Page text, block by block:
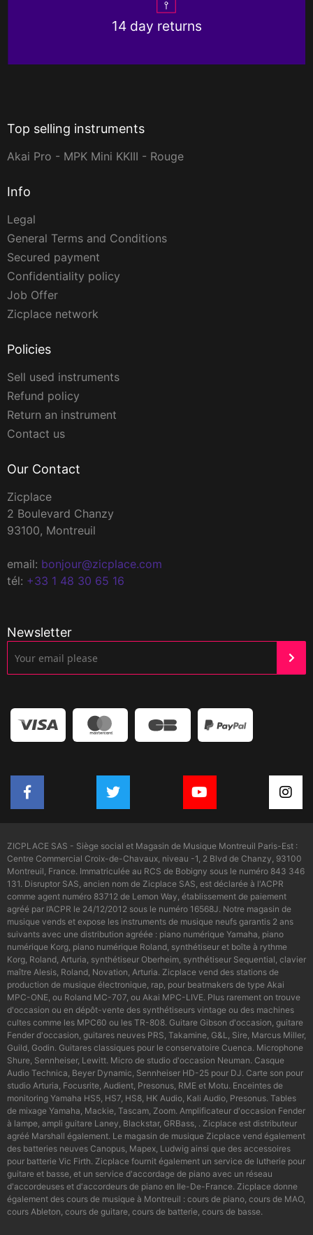
14 day returns
Top selling instruments
Akai Pro - MPK Mini KKIII - Rouge
Info
Legal
General Terms and Conditions
Secured payment
Confidentiality policy
Job Offer
Zicplace network
Policies
Sell used instruments
Refund policy
Return an instrument
Contact us
Our Contact
Zicplace
2 Boulevard Chanzy
93100, Montreuil
email: bonjour@zicplace.com
tél: +33 1 48 30 65 16
Newsletter
ZICPLACE SAS - Siège social et Magasin de Musique Montreuil Paris-Est :
Centre Commercial Croix-de-Chavaux, niveau -1, 2 Blvd de Chanzy, 93100
Montreuil, France. Immatriculée au RCS de Bobigny sous le numéro 843 346
131. Disruptor SAS, ancien nom de Zicplace SAS, est déclarée à l'ACPR
comme agent numéro 83712 de Lemon Way, établissement de paiement
agréé par l’ACPR le 24/12/2012 sous le numéro 16568J. Notre magasin de
musique vends et expose les instruments de musique neufs garantis 2 ans
suivants avec une distribution agréée : piano numérique Yamaha, piano
numérique Korg, piano numérique Roland, synthétiseur et boîte à rythme
Korg, Roland, Arturia, synthétiseur Oberheim, synthétiseur Sequential, clavier
maître Alesis, Roland, Novation, Arturia. Zicplace vend des stations de
production de musique électronique, rap, pour beatmakers de type Akai
MPC-ONE, ou Roland MC-707, ou Akai MPC-LIVE. Plus rarement on trouve
d'occasion ou en dépôt-vente des synthétiseurs vintage ou des machines
cultes comme les MPC60 ou les TR-808. Guitare Gibson d'occasion, guitare
Fender d'occasion, guitares neuves PRS, Takamine, G&L, Sire, Marcus Miller,
Guild, Godin. Guitares classiques pour le conservatoire Cuenca. Microphone
Shure, Sennheiser, Lewitt. Micro de studio d'occasion Neuman. Casque
Audio Technica, Beyer Dynamic, Sennheiser HD-25 pour DJ. Carte son pour
studio Arturia, Focusrite, Audient, Presonus, RME et Motu. Enceintes de
monitoring Yamaha HS5, HS7, HS8, HK Audio, Kali Audio, Presonus. Tables
de mixage Yamaha, Mackie, Tascam, Zoom. Amplificateur d'occasion Fender
à lampe, ampli guitare Laney, Blackstar, GRBass, . Zicplace est distributeur
agréé Marshall également. Le magasin de musique Zicplace vend également
des batteries neuves Canopus, Mapex, Ludwig ainsi que des accessoires
pour batterie Vic Firth. Zicplace fournit également un service de lutherie pour
guitare et basse, et un service d'accordage de piano avec un réseau
d'accordeuses et d'accordeurs de piano en Ile-De-France. Zicplace donne
également des cours de musique à Montreuil : cours de piano, cours de MAO,
cours Ableton, cours de guitare, cours de batterie, cours de basse.